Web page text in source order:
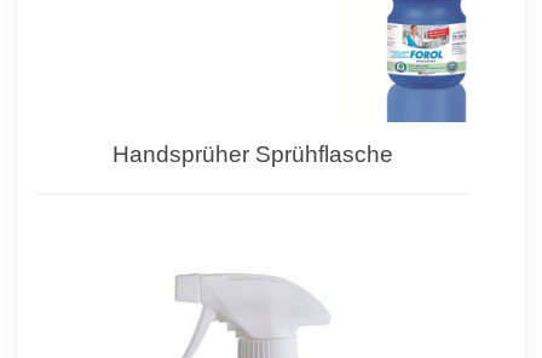
Handsprüher Sprühflasche